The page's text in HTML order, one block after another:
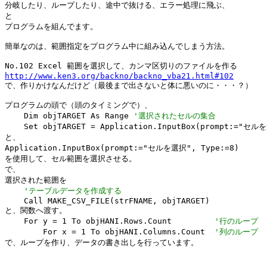
分岐したり、ループしたり、途中で抜ける、エラー処理に飛ぶ、
と
プログラムを組んでます。
簡単なのは、範囲指定をプログラム中に組み込んでしまう方法。
http://www.ken3.org/backno/backno_vba21.html#102
で、作りかけなんだけど（最後まで出さないと体に悪いのに・・・？）
プログラムの頭で（頭のタイミングで）、
    Dim objTARGET As Range
'選択されたセルの集合
Set objTARGET = Application.InputBox(prompt:="セル
と、
Application.InputBox(prompt:="セルを選択", Type:=8)
を使用して、セル範囲を選択させる。
で、
選択された範囲を
'テーブルデータを作成する
    Call MAKE_CSV_FILE(strFNAME, objTARGET)
と、関数へ渡す。
    For y = 1 To objHANI.Rows.Count
'行のループ
        For x = 1 To objHANI.Columns.Count
'列のループ
で、ループを作り、データの書き出しを行っています。